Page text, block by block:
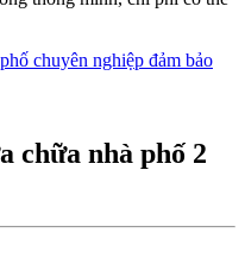
chuyên nghiệp đảm bảo
chữa nhà phố 2